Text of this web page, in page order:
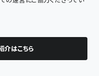
介はこちら